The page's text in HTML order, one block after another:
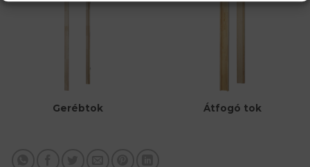
Gerébtok Átfogó tok